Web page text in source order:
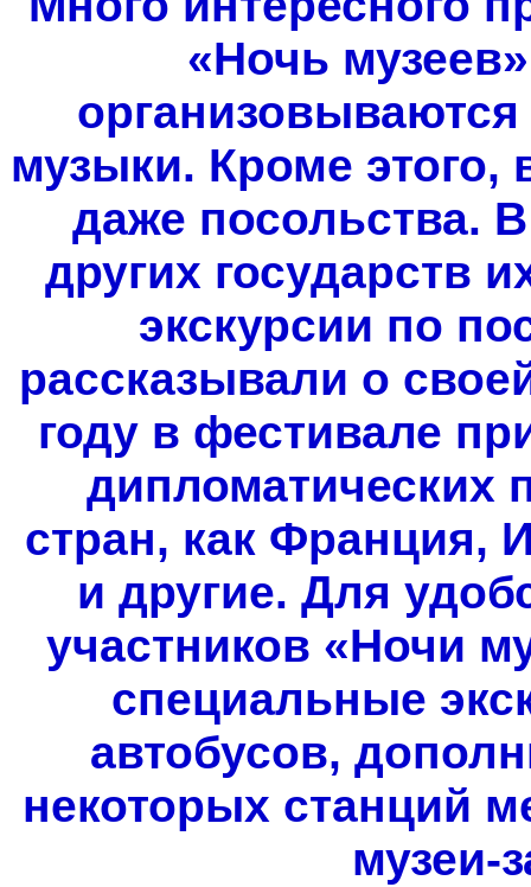
«Ночь
музыки. Кроме этого,
даже посольства.
других государств
экскурсии по
рассказывали о
году в фестивале
дипломатических
стран, как Франция,
и другие. Для
участников «Ночи
специальные
автобусов,
некоторых станций
музеи-